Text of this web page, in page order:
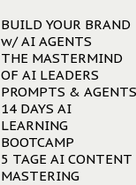
BUILD YOUR BRAND
w/ AI AGENTS
THE MASTERMIND
OF AI LEADERS
PROMPTS & AGENTS
14 DAYS AI
LEARNING
BOOTCAMP
5 TAGE AI CONTENT
MASTERING